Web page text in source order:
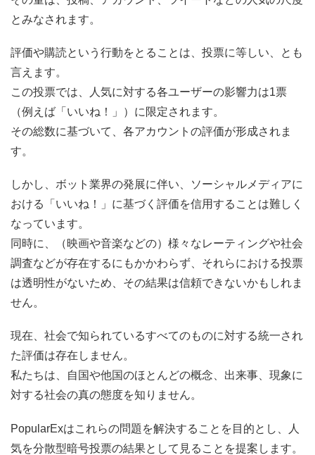
とみなされます。
評価や購読という行動をとることは、投票に等しい、とも
言えます。
この投票では、人気に対する各ユーザーの影響力は1票
（例えば「いいね！」）に限定されます。
その総数に基づいて、各アカウントの評価が形成されま
す。
しかし、ボット業界の発展に伴い、ソーシャルメディアに
おける「いいね！」に基づく評価を信用することは難しく
なっています。
同時に、（映画や音楽などの）様々なレーティングや社会
調査などが存在するにもかかわらず、それらにおける投票
は透明性がないため、その結果は信頼できないかもしれま
せん。
現在、社会で知られているすべてのものに対する統一され
た評価は存在しません。
私たちは、自国や他国のほとんどの概念、出来事、現象に
対する社会の真の態度を知りません。
PopularExはこれらの問題を解決することを目的とし、人
気を分散型暗号投票の結果として見ることを提案します。